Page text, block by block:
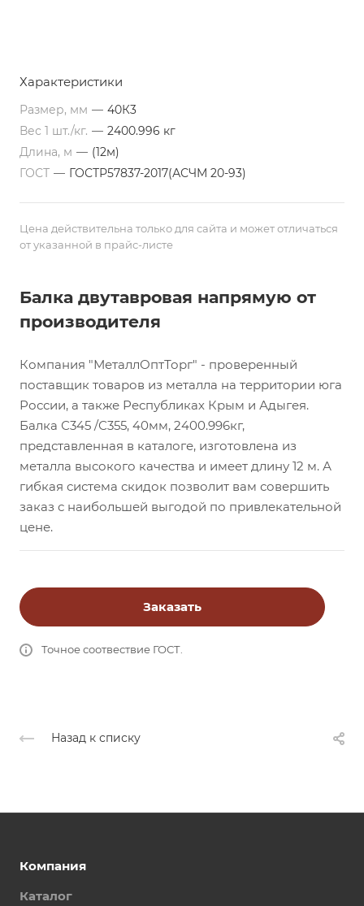
Характеристики
Размер, мм — 40К3
Вес 1 шт./кг. — 2400.996 кг
Длина, м — (12м)
ГОСТ — ГОСТР57837-2017(АСЧМ 20-93)
Цена действительна только для сайта и может отличаться
от указанной в прайс-листе
Балка двутавровая напрямую от
производителя
Компания "МеталлОптТорг" - проверенный
поставщик товаров из металла на территории юга
России, а также Республиках Крым и Адыгея.
Балка С345 /С355, 40мм, 2400.996кг,
представленная в каталоге, изготовлена из
металла высокого качества и имеет длину 12 м. А
гибкая система скидок позволит вам совершить
заказ с наибольшей выгодой по привлекательной
цене.
Заказать
Точное соотвествие ГОСТ.
Назад к списку
Компания
Каталог